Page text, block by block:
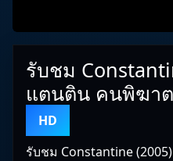
รับชม
แตนติน คนพิฆา
HD
รับชม Constantine